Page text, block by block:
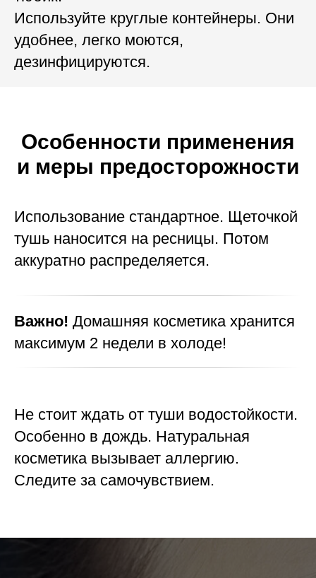
Используйте круглые контейнеры. Они
удобнее, легко моются,
дезинфицируются.
Особенности применения
и меры предосторожности
Использование стандартное. Щеточкой
тушь наносится на ресницы. Потом
аккуратно распределяется.
Важно! Домашняя косметика хранится
максимум 2 недели в холоде!
Не стоит ждать от туши водостойкости.
Особенно в дождь. Натуральная
косметика вызывает аллергию.
Следите за самочувствием.